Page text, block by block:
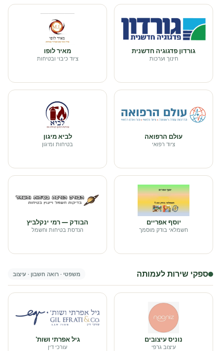
גורדון פדגוגיה חדשנית
חינוך וערכות
מאיר לופו
ציוד כיבוי ובטיחות
עולם הרפואה
ציוד רפואי
לביא מיגון
בטיחות ומיגון
יוסף אפריים
חשמלאי בודק מוסמך
הבודק — רמי ינקלביץ
הנדסת בטיחות וחשמל
ספקי שירות לעמותה משפטי · רואה חשבון · עיצוב
נוניס עיצובים
עיצוב גרפי
גיל אפרתי ושות'
עורכי דין